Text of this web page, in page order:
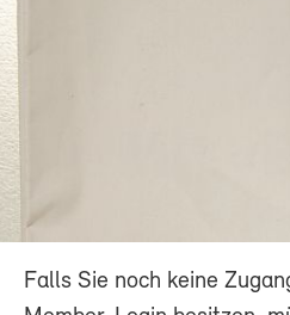
Falls Sie noch keine